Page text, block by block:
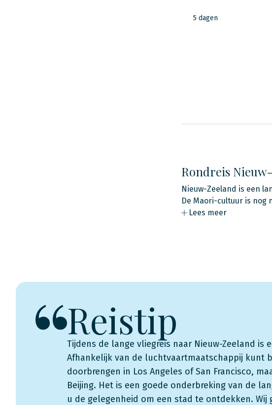
5 dagen
Rondreis
Nieuw-Zeeland is een
De Maori-cultuur is nog
Lees meer
Reistip
Tijdens de lange vliegreis naar Nieuw-Zeeland is
Afhankelijk van de luchtvaartmaatschappij kunt
doorbrengen in Los Angeles of San Francisco,
Beijing. Het is een goede onderbreking van de
u de gelegenheid om een stad te ontdekken. Wij